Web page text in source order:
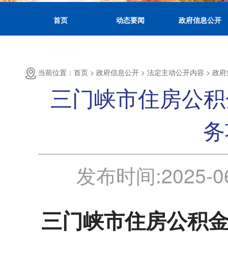
首页 动态要闻 政府信息公开
当前位置：首页 > 政府信息公开 > 法定主动公开内容 > 政
三门峡市住房公
发布时间:2025-
三门峡市住房公积